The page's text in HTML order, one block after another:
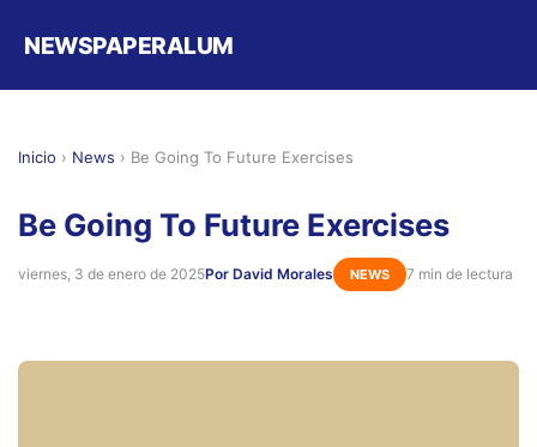
NEWSPAPERALUM
Inicio › News › Be Going To Future Exercises
Be Going To Future Exercises
viernes, 3 de enero de 2025Por David Morales NEWS 7 min de lectura